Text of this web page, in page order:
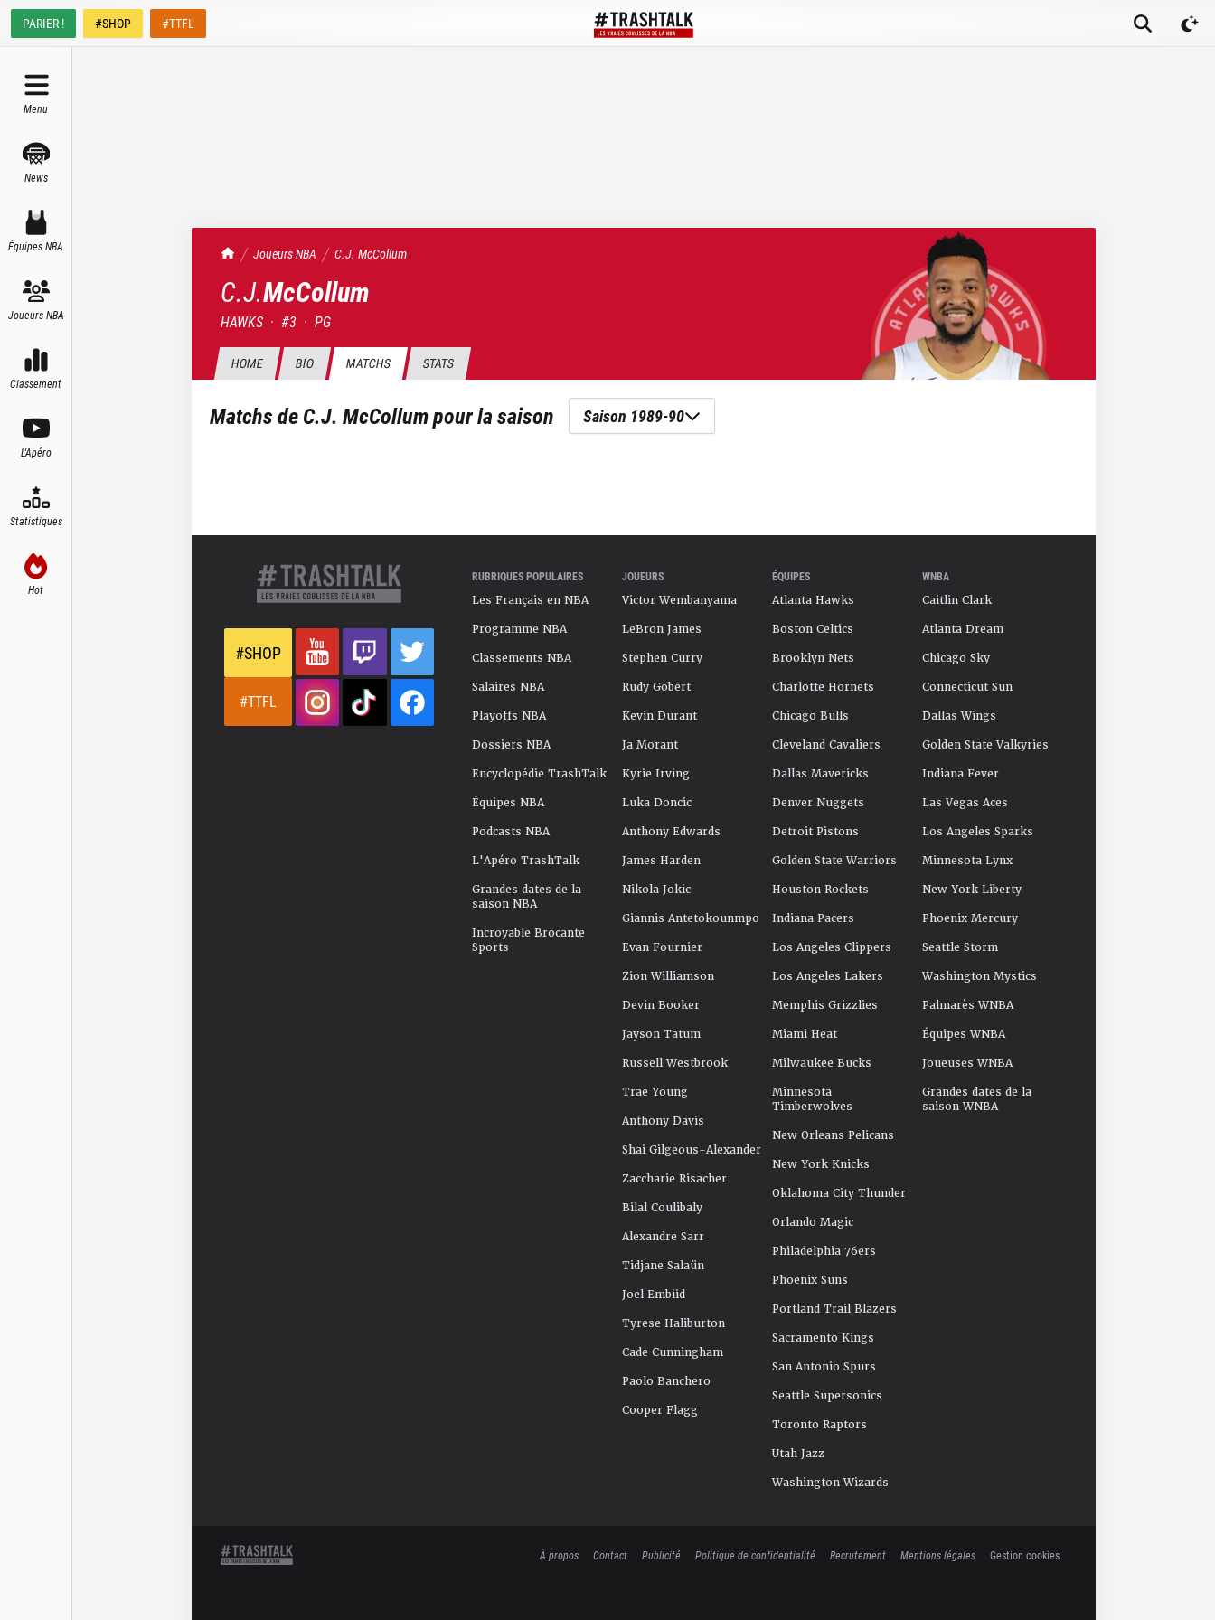
PARIER ! #SHOP #TTFL
Menu
News
Équipes NBA
Joueurs NBA
Classement
L'Apéro
Statistiques
Hot
TrashTalk Actu NBA
Joueurs NBA C.J. McCollum
C.J.McCollum
HAWKS · #3 · PG
HOME BIO MATCHS STATS
Matchs deC.J. McCollumpour la saison Saison 1989-90
#SHOP
#TTFL
RUBRIQUES POPULAIRES
Les Français en NBA
Programme NBA
Classements NBA
Salaires NBA
Playoffs NBA
Dossiers NBA
Encyclopédie TrashTalk
Équipes NBA
Podcasts NBA
L'Apéro TrashTalk
Grandes dates de la
saison NBA
Incroyable Brocante
Sports
JOUEURS
Victor Wembanyama
LeBron James
Stephen Curry
Rudy Gobert
Kevin Durant
Ja Morant
Kyrie Irving
Luka Doncic
Anthony Edwards
James Harden
Nikola Jokic
Giannis Antetokounmpo
Evan Fournier
Zion Williamson
Devin Booker
Jayson Tatum
Russell Westbrook
Trae Young
Anthony Davis
Shai Gilgeous-Alexander
Zaccharie Risacher
Bilal Coulibaly
Alexandre Sarr
Tidjane Salaün
Joel Embiid
Tyrese Haliburton
Cade Cunningham
Paolo Banchero
Cooper Flagg
ÉQUIPES
Atlanta Hawks
Boston Celtics
Brooklyn Nets
Charlotte Hornets
Chicago Bulls
Cleveland Cavaliers
Dallas Mavericks
Denver Nuggets
Detroit Pistons
Golden State Warriors
Houston Rockets
Indiana Pacers
Los Angeles Clippers
Los Angeles Lakers
Memphis Grizzlies
Miami Heat
Milwaukee Bucks
Minnesota
Timberwolves
New Orleans Pelicans
New York Knicks
Oklahoma City Thunder
Orlando Magic
Philadelphia 76ers
Phoenix Suns
Portland Trail Blazers
Sacramento Kings
San Antonio Spurs
Seattle Supersonics
Toronto Raptors
Utah Jazz
Washington Wizards
WNBA
Caitlin Clark
Atlanta Dream
Chicago Sky
Connecticut Sun
Dallas Wings
Golden State Valkyries
Indiana Fever
Las Vegas Aces
Los Angeles Sparks
Minnesota Lynx
New York Liberty
Phoenix Mercury
Seattle Storm
Washington Mystics
Palmarès WNBA
Équipes WNBA
Joueuses WNBA
Grandes dates de la
saison WNBA
À propos Contact Publicité Politique de confidentialité Recrutement Mentions légales Gestion cookies